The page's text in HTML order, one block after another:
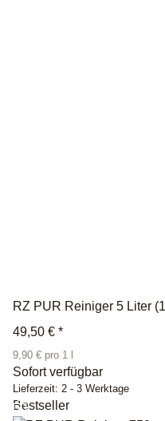
RZ PUR Reiniger 5 Liter
49,50 € *
9,90 € pro 1 l
Sofort verfügbar
Lieferzeit: 2 - 3 Werktage
Bestseller